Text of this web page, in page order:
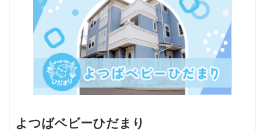
よつばベビーひだまり